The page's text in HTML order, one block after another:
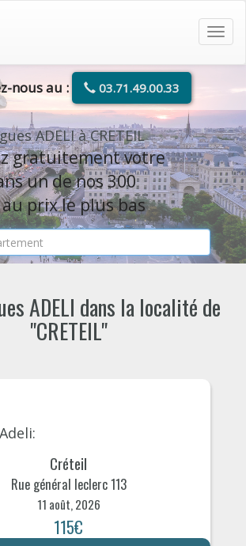
nous au : 03.71.49.00.33
ADELI à CRETEIL
gratuitement votre
un de nos 300
prix le plus bas
ADELI dans la localité de
"CRETEIL"
Créteil
Rue général leclerc 113
11 août, 2026
115€